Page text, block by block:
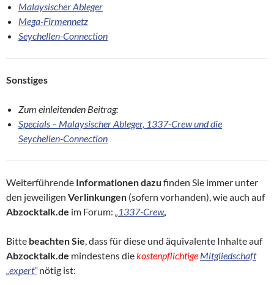
Malaysischer Ableger
Mega-Firmennetz
Seychellen-Connection
Sonstiges
Zum einleitenden Beitrag:
Specials – Malaysischer Ableger, 1337-Crew und die
Seychellen-Connection
Weiterführende Informationendazu finden Sie immer unter
den jeweiligen Verlinkungen (sofern vorhanden), wie auch auf
Abzocktalk.de im Forum: „1337-Crew„
Bitte beachten Sie, dass für diese und äquivalente Inhalte auf
Abzocktalk.de mindestens diekostenpflichtige Mitgliedschaft
„expert“nötig ist: